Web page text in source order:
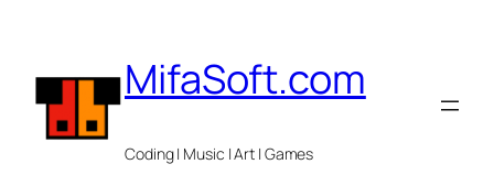
content
MifaSoft.com
Coding | Music | Art | Games